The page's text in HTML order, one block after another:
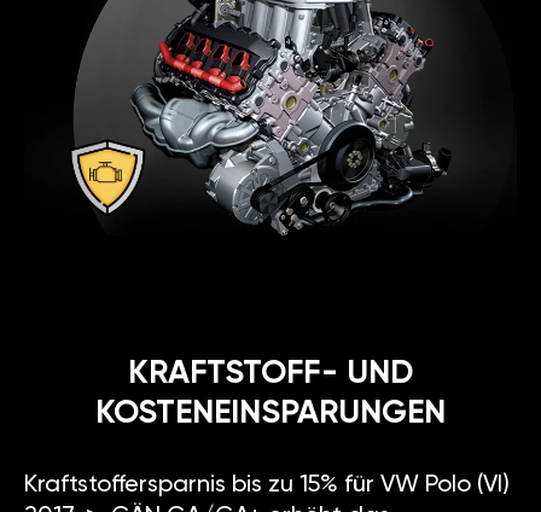
KRAFTSTOFF- UND
KOSTENEINSPARUNGEN
Kraftstoffersparnis bis zu 15% für VW Polo (VI)